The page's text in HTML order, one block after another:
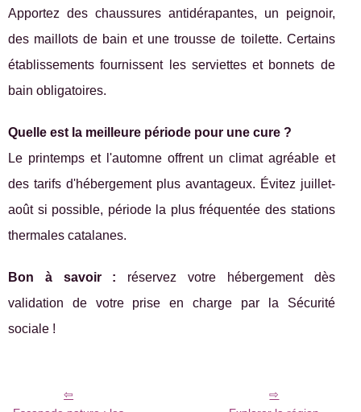
Apportez des chaussures antidérapantes, un peignoir,
des maillots de bain et une trousse de toilette. Certains
établissements fournissent les serviettes et bonnets de
bain obligatoires.
Quelle est la meilleure période pour une cure ?
Le printemps et l'automne offrent un climat agréable et
des tarifs d'hébergement plus avantageux. Évitez juillet-
août si possible, période la plus fréquentée des stations
thermales catalanes.
Bon à savoir : réservez votre hébergement dès
validation de votre prise en charge par la Sécurité
sociale !